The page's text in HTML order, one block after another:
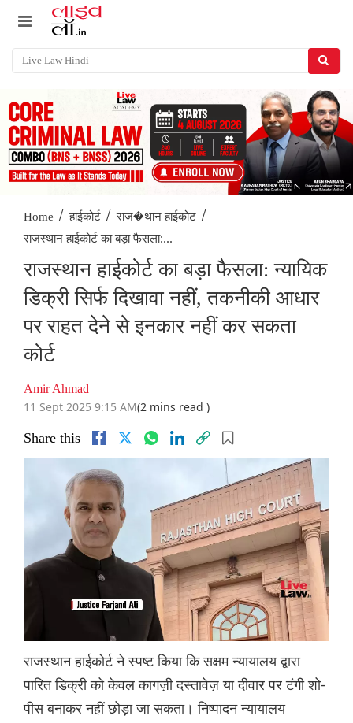
Home / हाईकोर्ट / राज�थान हाईकोट /
राजस्थान हाईकोर्ट का बड़ा फैसला:...
राजस्थान हाईकोर्ट का बड़ा फैसला: न्यायिक
डिक्री सिर्फ दिखावा नहीं, तकनीकी आधार
पर राहत देने से इनकार नहीं कर सकता
कोर्ट
Amir Ahmad
11 Sept 2025 9:15 AM(2 mins read )
Share this
राजस्थान हाईकोर्ट ने स्पष्ट किया कि सक्षम न्यायालय द्वारा
पारित डिक्री को केवल कागज़ी दस्तावेज़ या दीवार पर टंगी शो-
पीस बनाकर नहीं छोड़ा जा सकता। निष्पादन न्यायालय